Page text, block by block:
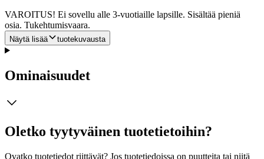
VAROITUS! Ei sovellu alle 3-vuotiaille lapsille. Sisältää pieniä
osia. Tukehtumisvaara.
Näytä lisää tuotekuvausta
Ominaisuudet
Oletko tyytyväinen tuotetietoihin?
Ovatko tuotetiedot riittävät? Jos tuotetiedoissa on puutteita tai niitä